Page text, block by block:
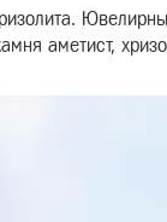
аметист,